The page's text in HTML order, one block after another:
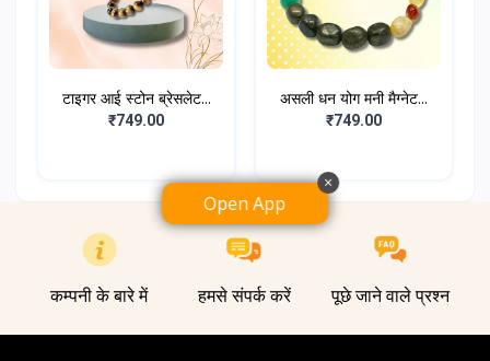
टाइगर आई स्टोन ब्रेसलेट...
₹749.00
असली धन योग मनी मैग्नेट...
₹749.00
कम्पनी के बारे में हमसे संपर्क करें पूछे जाने वाले प्रश्न
Open App
×